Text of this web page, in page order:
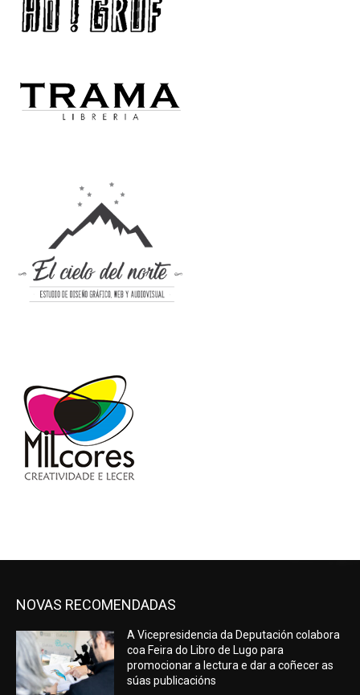
NOVAS RECOMENDADAS
A Vicepresidencia da Deputación colabora
coa Feira do Libro de Lugo para
promocionar a lectura e dar a coñecer as
súas publicacións